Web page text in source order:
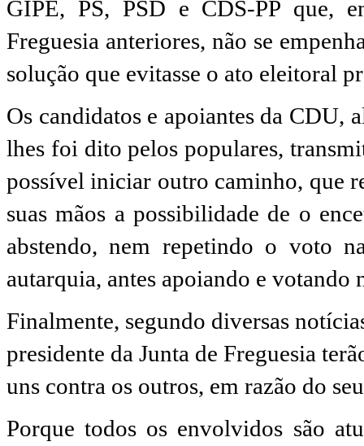
GIPE, PS, PSD e CDS-PP que,
Freguesia anteriores, não se
solução que evitasse o ato eleitoral
Os candidatos e apoiantes da CDU,
lhes foi dito pelos populares,
possível iniciar outro caminho, que
suas mãos a possibilidade de o
abstendo, nem repetindo o voto
autarquia, antes apoiando e votando
Finalmente, segundo diversas
presidente da Junta de Freguesia
uns contra os outros, em razão do
Porque todos os envolvidos são